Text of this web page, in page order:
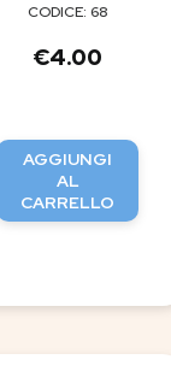
CODICE: 68
€4.00
AGGIUNGI
AL
CARRELLO